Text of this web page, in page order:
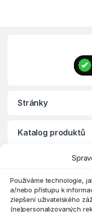
Používáme technologie,
a/nebo přístupu k
zlepšení uživatelského
(ne)personalizovaných
Stránky
Katalog produktů